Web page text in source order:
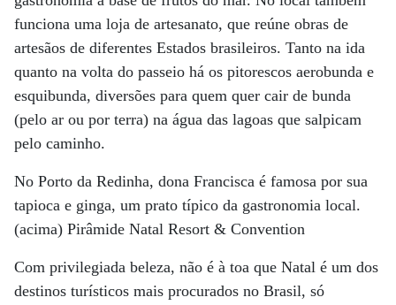
funciona uma loja de artesanato, que reúne obras de
artesãos de diferentes Estados brasileiros. Tanto na ida
quanto na volta do passeio há os pitorescos aerobunda e
esquibunda, diversões para quem quer cair de bunda
(pelo ar ou por terra) na água das lagoas que salpicam
pelo caminho.
No Porto da Redinha, dona Francisca é famosa por sua
tapioca e ginga, um prato típico da gastronomia local.
(acima) Pirâmide Natal Resort & Convention
Com privilegiada beleza, não é à toa que Natal é um dos
destinos turísticos mais procurados no Brasil, só